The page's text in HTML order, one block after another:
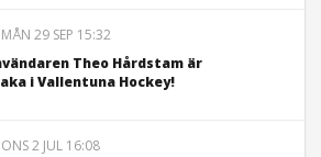
MÅN 29 SEP 15:32
Theo Hårdstam är
i Vallentuna Hockey!
ONS 2 JUL 16:08